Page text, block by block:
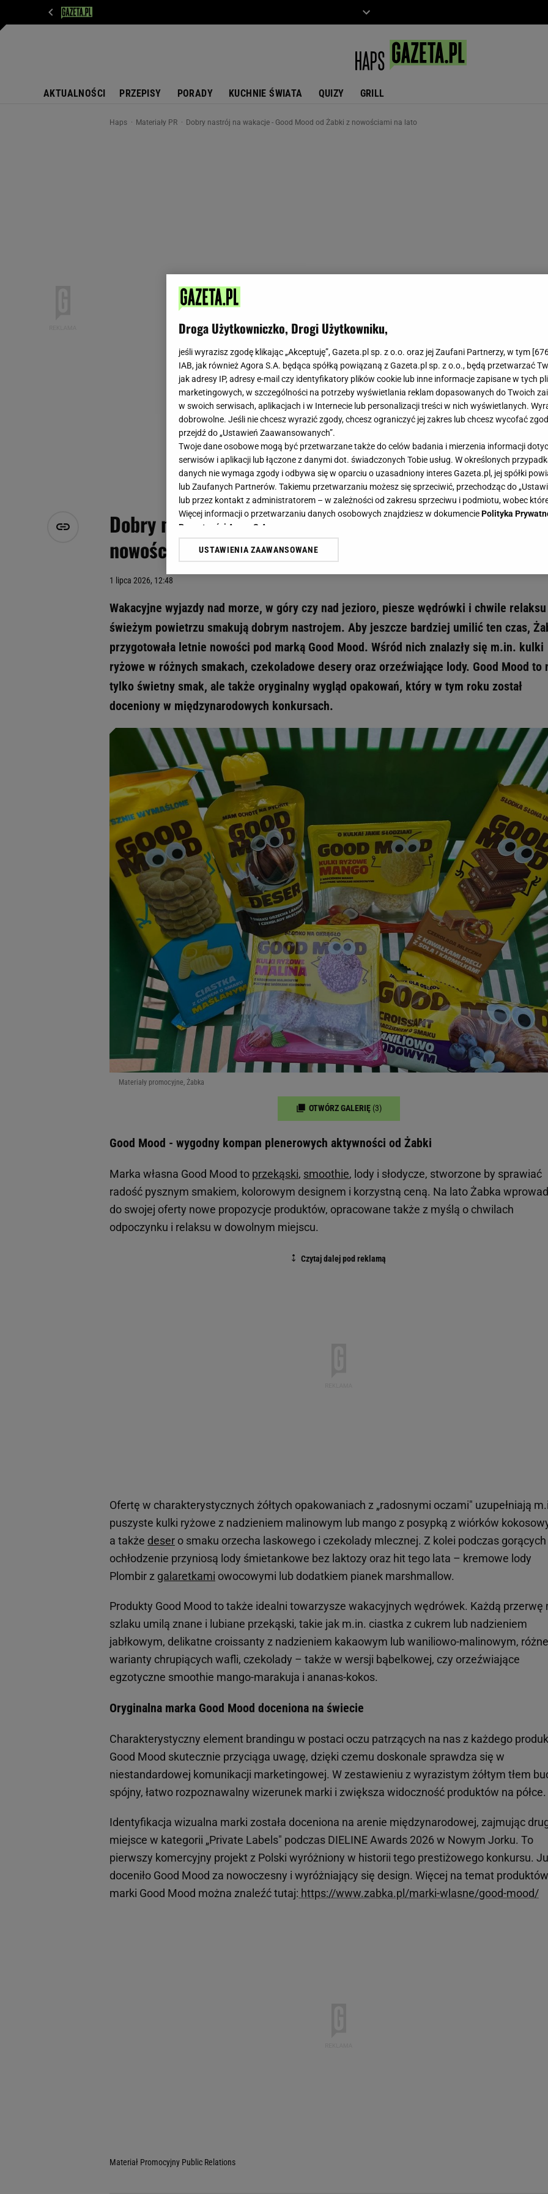
AKTUALNOŚCI PRZEPISY PORADY KUCHNIE ŚWIATA QUIZY GRILL
Haps Materiały PR Dobry nastrój na wakacje - Good Mood od Żabki z nowościami na lato
Dobry nastrój na wakacje - Good Mood od Żabki z
nowościami na lato
1 lipca 2026, 12:48
Wakacyjne wyjazdy nad morze, w góry czy nad jezioro, piesze wędrówki i chwile
świeżym powietrzu smakują dobrym nastrojem. Aby jeszcze bardziej umilić ten czas,
przygotowała letnie nowości pod marką Good Mood. Wśród nich znalazły się m.in. kulki
ryżowe w różnych smakach, czekoladowe desery oraz orzeźwiające lody. Good Mood to
tylko świetny smak, ale także oryginalny wygląd opakowań, który w tym roku został
doceniony w międzynarodowych konkursach.
Materiały promocyjne, Żabka
OTWÓRZ GALERIĘ (3)
Good Mood - wygodny kompan plenerowych aktywności od Żabki
Marka własna Good Mood to przekąski, smoothie, lody i słodycze, stworzone by sprawiać
radość pysznym smakiem, kolorowym designem i korzystną ceną. Na lato Żabka
do swojej oferty nowe propozycje produktów, opracowane także z myślą o chwilach
odpoczynku i relaksu w dowolnym miejscu.
Ofertę w charakterystycznych żółtych opakowaniach z „radosnymi oczami" uzupełniają
puszyste kulki ryżowe z nadzieniem malinowym lub mango z posypką z wiórków
a także deser o smaku orzecha laskowego i czekolady mlecznej. Z kolei podczas gorących
ochłodzenie przyniosą lody śmietankowe bez laktozy oraz hit tego lata – kremowe lody
Plombir z galaretkami owocowymi lub dodatkiem pianek marshmallow.
Produkty Good Mood to także idealni towarzysze wakacyjnych wędrówek. Każdą przerwę
szlaku umilą znane i lubiane przekąski, takie jak m.in. ciastka z cukrem lub nadzieniem
jabłkowym, delikatne croissanty z nadzieniem kakaowym lub waniliowo-malinowym, różne
warianty chrupiących wafli, czekolady – także w wersji bąbelkowej, czy orzeźwiające
egzotyczne smoothie mango-marakuja i ananas-kokos.
Oryginalna marka Good Mood doceniona na świecie
Charakterystyczny element brandingu w postaci oczu patrzących na nas z każdego
Good Mood skutecznie przyciąga uwagę, dzięki czemu doskonale sprawdza się w
niestandardowej komunikacji marketingowej. W zestawieniu z wyrazistym żółtym tłem
spójny, łatwo rozpoznawalny wizerunek marki i zwiększa widoczność produktów na półce.
Identyfikacja wizualna marki została doceniona na arenie międzynarodowej, zajmując
miejsce w kategorii „Private Labels" podczas DIELINE Awards 2026 w Nowym Jorku. To
pierwszy komercyjny projekt z Polski wyróżniony w historii tego prestiżowego konkursu.
doceniło Good Mood za nowoczesny i wyróżniający się design. Więcej na temat produktów
marki Good Mood można znaleźć tutaj: https://www.zabka.pl/marki-wlasne/good-mood/
Materiał Promocyjny Public Relations
Droga Użytkowniczko, Drogi Użytkowniku,
jeśli wyrazisz zgodę klikając „Akceptuję”, Gazeta.pl sp. z o.o. oraz jej Zaufani Partnerzy, w tym [
IAB, jak również Agora S.A. będąca spółką powiązaną z Gazeta.pl sp. z o.o., będą przetwarzać
jak adresy IP, adresy e-mail czy identyfikatory plików cookie lub inne informacje zapisane w tych
marketingowych, w szczególności na potrzeby wyświetlania reklam dopasowanych do Twoich
w swoich serwisach, aplikacjach i w Internecie lub personalizacji treści w nich wyświetlanych.
dobrowolne. Jeśli nie chcesz wyrazić zgody, chcesz ograniczyć jej zakres lub chcesz wycofać
przejdź do „Ustawień Zaawansowanych”.
Twoje dane osobowe mogą być przetwarzane także do celów badania i mierzenia informacji
serwisów i aplikacji lub łączone z danymi dot. świadczonych Tobie usług. W określonych
danych nie wymaga zgody i odbywa się w oparciu o uzasadniony interes Gazeta.pl, jej spółki
lub Zaufanych Partnerów. Takiemu przetwarzaniu możesz się sprzeciwić, przechodząc do
lub przez kontakt z administratorem – w zależności od zakresu sprzeciwu i podmiotu, wobec
Więcej informacji o przetwarzaniu danych osobowych znajdziesz w dokumenciePolityka
Prywatności Agora S.A.
Klikając „Akceptuję” wyrażasz też zgodę na zainstalowanie i przechowywanie plików cookie
plików cookie możliwa jest także za pomocą ustawień przeglądarki.
My, nasi Zaufani Partnerzy i Agora S.A. możemy przetwarzać dane osobowe w następujących
Użycie dokładnych danych geolokalizacyjnych. Aktywne skanowanie charakterystyki urządzenia
Przechowywanie informacji na urządzeniu lub dostęp do nich. Spersonalizowane reklamy i treści,
badnie odbiorców i ulepszanie usług.Lista Zaufanych Partnerów
USTAWIENIA ZAAWANSOWANE